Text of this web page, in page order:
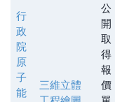
行
政
院
原
子
能
三維立體
公
開
取
得
報
價